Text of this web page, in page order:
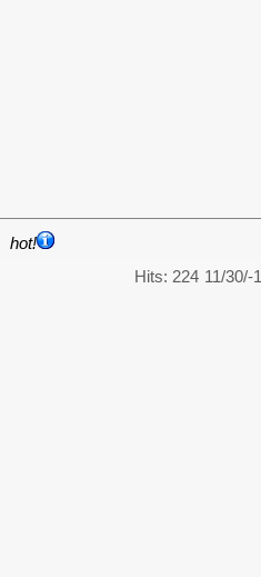
hot!
11/30/-1
Hits: 224